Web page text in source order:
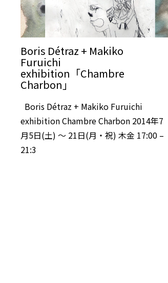
Boris Détraz + Makiko
Furuichi
exhibition「Chambre
Charbon」
Boris Détraz + Makiko Furuichi
exhibition Chambre Charbon 2014年7
月5日(土) ～ 21日(月・祝) 木金 17:00 –
21:3